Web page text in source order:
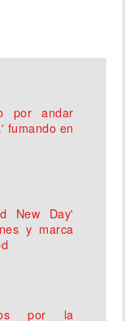
por andar
fumando en
New Day'
y marca
por la